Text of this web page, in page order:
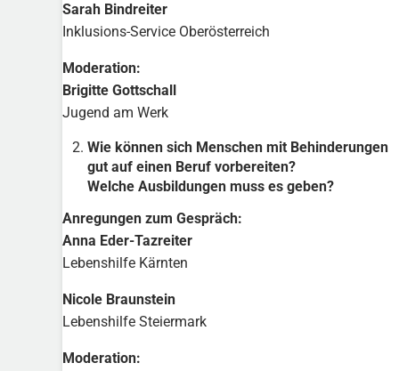
Sarah Bindreiter
Inklusions-Service Oberösterreich
Moderation:
Brigitte Gottschall
Jugend am Werk
Wie können sich Menschen mit Behinderungen
gut auf einen Beruf vorbereiten?
Welche Ausbildungen muss es geben?
Anregungen zum Gespräch:
Anna Eder-Tazreiter
Lebenshilfe Kärnten
Nicole Braunstein
Lebenshilfe Steiermark
Moderation: